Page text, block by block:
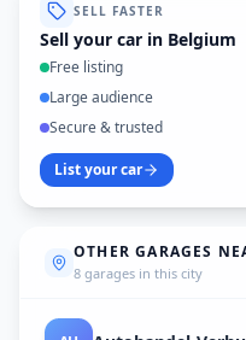
SELL FASTER
Sell your car in Belgium
Free listing
Large audience
Secure & trusted
List your car
OTHER GARAGES
8 garages in this city